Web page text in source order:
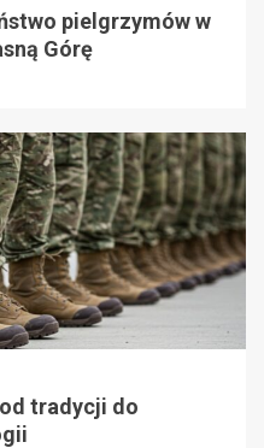
pielgrzymów w
Górę
tradycji do